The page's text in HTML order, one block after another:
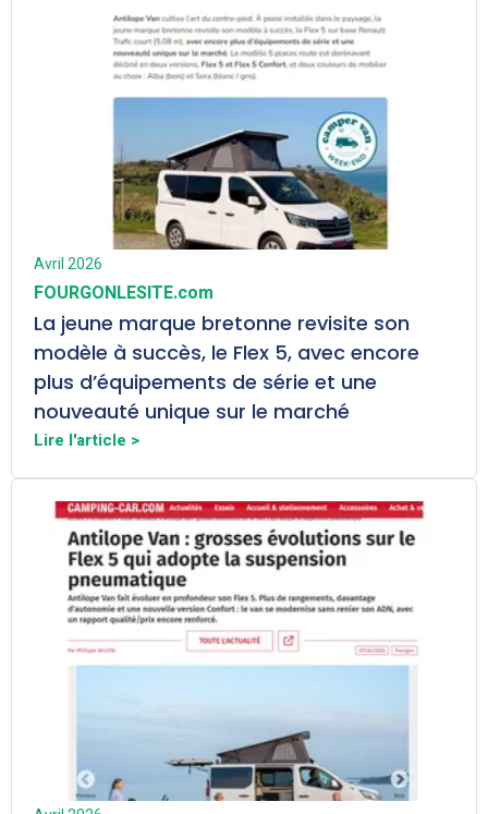
Avril 2026
FOURGONLESITE.com
La jeune marque bretonne revisite son
modèle à succès, le Flex 5, avec encore
plus d’équipements de série et une
nouveauté unique sur le marché
Lire l'article >